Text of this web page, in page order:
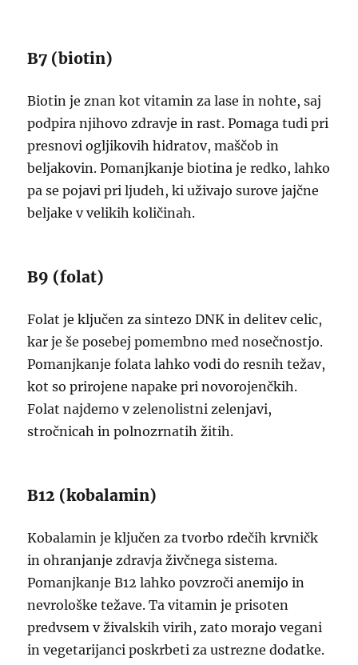
B7 (biotin)
Biotin je znan kot vitamin za lase in nohte, saj
podpira njihovo zdravje in rast. Pomaga tudi pri
presnovi ogljikovih hidratov, maščob in
beljakovin. Pomanjkanje biotina je redko, lahko
pa se pojavi pri ljudeh, ki uživajo surove jajčne
beljake v velikih količinah.
B9 (folat)
Folat je ključen za sintezo DNK in delitev celic,
kar je še posebej pomembno med nosečnostjo.
Pomanjkanje folata lahko vodi do resnih težav,
kot so prirojene napake pri novorojenčkih.
Folat najdemo v zelenolistni zelenjavi,
stročnicah in polnozrnatih žitih.
B12 (kobalamin)
Kobalamin je ključen za tvorbo rdečih krvničk
in ohranjanje zdravja živčnega sistema.
Pomanjkanje B12 lahko povzroči anemijo in
nevrološke težave. Ta vitamin je prisoten
predvsem v živalskih virih, zato morajo vegani
in vegetarijanci poskrbeti za ustrezne dodatke.